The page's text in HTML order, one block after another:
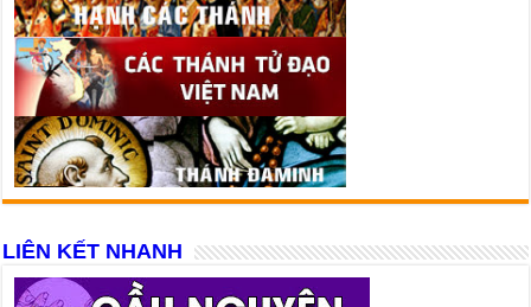
LIÊN KẾT NHANH